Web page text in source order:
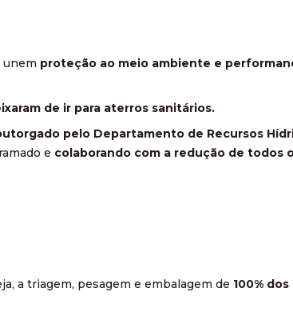
unem proteção ao meio ambiente e
de ir para aterros sanitários.
pelo Departamento de Recursos
e colaborando com a redução de todos
a triagem, pesagem e embalagem de 100%